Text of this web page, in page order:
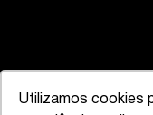
Utilizamos cookies